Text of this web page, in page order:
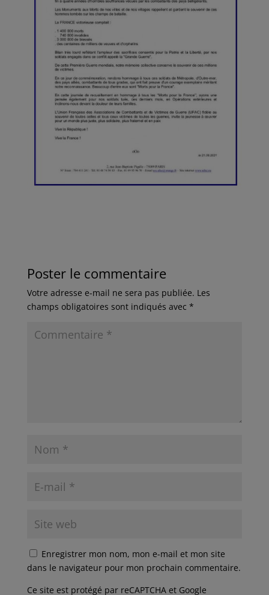
Poster le commentaire
Votre adresse e-mail ne sera pas publiée. Les
champs obligatoires sont indiqués avec *
Enregistrer mon nom, mon e-mail et mon site
dans le navigateur pour mon prochain commentaire.
Ce site est protégé par reCAPTCHA et Google